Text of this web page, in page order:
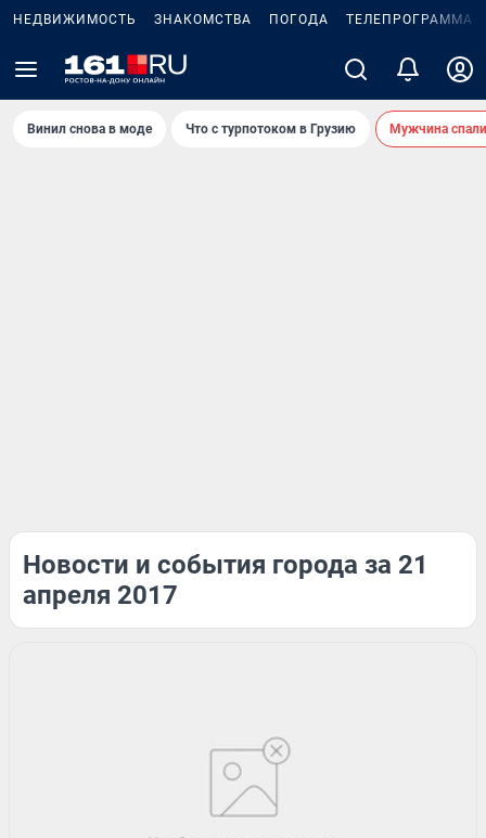
НЕДВИЖИМОСТЬ ЗНАКОМСТВА ПОГОДА ТЕЛЕПРОГРАММА
Винил снова в моде Что с турпотоком в Грузию Мужчина
Новости и события города за 21
апреля 2017